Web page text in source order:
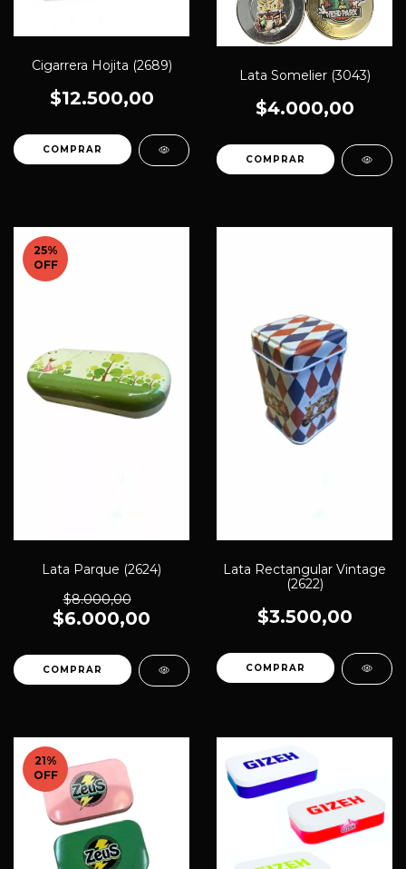
Cigarrera Hojita (2689)
$12.500,00
Lata Somelier (3043)
$4.000,00
25%
OFF
Lata Parque (2624)
$8.000,00
$6.000,00
Lata Rectangular Vintage
(2622)
$3.500,00
21%
OFF